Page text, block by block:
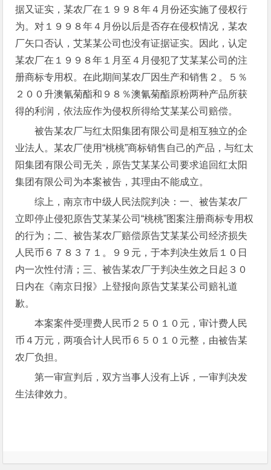
据又证实，某农厂在１９９８年４月份还实施了侵权行
为。对１９９８年４月份以后是否存在侵权情况，某农
厂矢口否认，艾某某公司也没有证据证实。因此，认定
某农厂在１９９８年１月至４月侵犯了艾某某公司的注
册商标专用权。在此期间某农厂因生产和销售２。５％
２００升澳氰菊酯和９８％澳氰菊酯原粉两种产品所获
得的利润，依法应作为侵权所得给艾某某公司赔偿。
被告某农厂与红太阳集团有限公司是相互独立的企
业法人。某农厂使用“桃桃”商标销售自己的产品，与红太
阳集团有限公司无关，原告艾某某公司要求追回红太阳
集团有限公司为本案被告，其理由不能成立。
综上，南京市中级人民法院判决：一、被告某农厂
立即停止侵犯原告艾某某公司“桃桃”图案注册商标专用权
的行为；二、被告某农厂赔偿原告艾某某公司经济损失
人民币６７８３７１。９９元，于本判决生效后１０日
内一次性付清；三、被告某农厂于判决生效之日起３０
日内在《南京日报》上登报向原告艾某某公司赔礼道
歉。
本案案件受理费人民币２５０１０元，审计费人民
币４万元，两项合计人民币６５０１０元整，由被告某
农厂负担。
第一审宣判后，双方当事人没有上诉，一审判决发
生法律效力。